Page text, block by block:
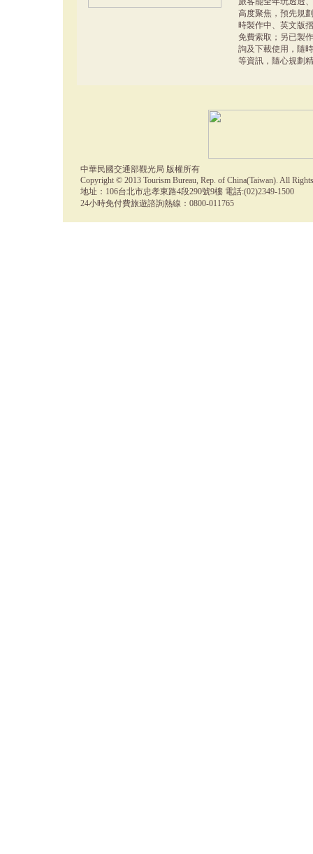
高度聚焦，預先規
時製作中、英文版
免費索取；另已製
詢及下載使用，隨
等資訊，隨心規劃
中華民國交通部觀光局 版權所有
Copyright © 2013 Tourism Bureau, Rep. of China(Taiwan). All
地址：106台北市忠孝東路4段290號9樓 電話:(02)2349-1500
24小時免付費旅遊諮詢熱線：0800-011765